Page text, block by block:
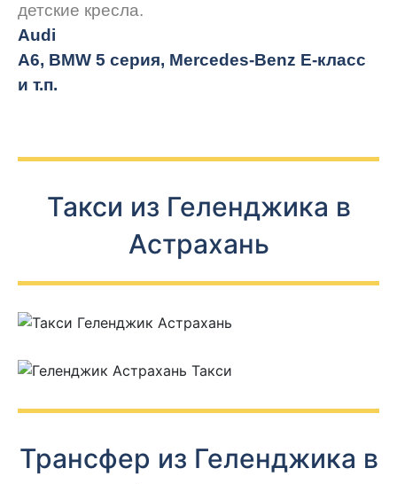
детские кресла.
Audi
A6, BMW 5 серия, Mercedes-Benz E-класс
и т.п.
Такси из Геленджика в
Астрахань
Трансфер из Геленджика в